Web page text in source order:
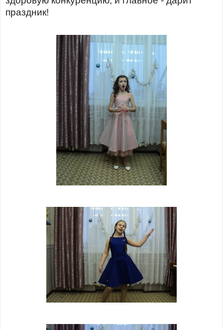
праздник!